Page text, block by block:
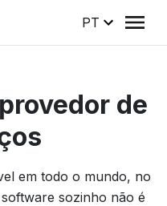
PT
de
em todo o mundo, no
sozinho não é